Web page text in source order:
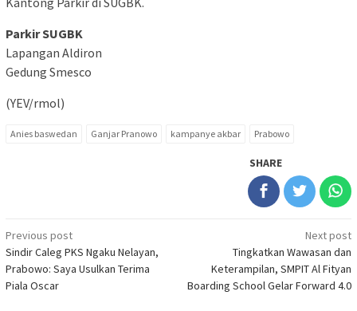
Parkir SUGBK
Lapangan Aldiron
Gedung Smesco
(YEV/rmol)
Anies baswedan Ganjar Pranowo kampanye akbar Prabowo
SHARE
Post
navigation
Previous post
Sindir Caleg PKS Ngaku Nelayan,
Prabowo: Saya Usulkan Terima
Piala Oscar
Next post
Tingkatkan Wawasan dan
Keterampilan, SMPIT Al Fityan
Boarding School Gelar Forward 4.0